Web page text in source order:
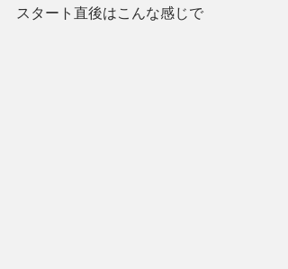
スタート直後はこんな感じで